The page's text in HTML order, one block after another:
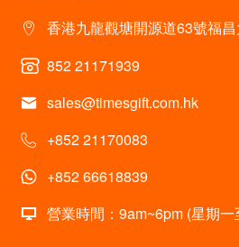
香港九龍觀塘開源道63號福
852 21171939
sales@timesgift.com.hk
+852 21170083
+852 66618839
營業時間：9am~6pm (星期一